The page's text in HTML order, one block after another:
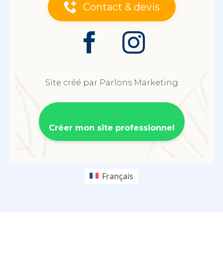
Contact & devis
Site créé par Parlons Marketing
Créer mon site professionnel
Français